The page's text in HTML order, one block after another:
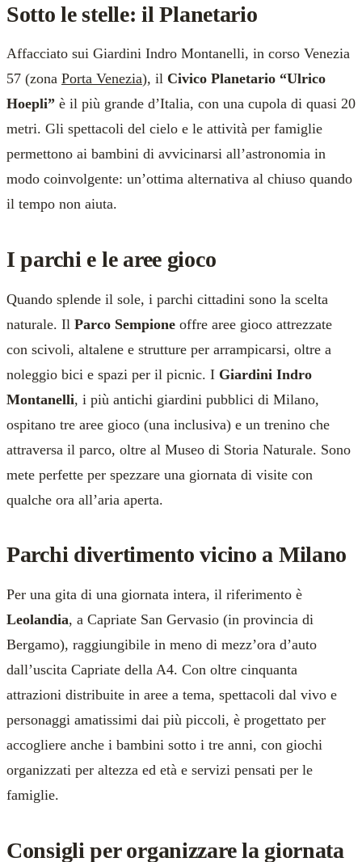
Sotto le stelle: il Planetario
Affacciato sui Giardini Indro Montanelli, in corso Venezia
57 (zona Porta Venezia), il Civico Planetario “Ulrico
Hoepli” è il più grande d’Italia, con una cupola di quasi 20
metri. Gli spettacoli del cielo e le attività per famiglie
permettono ai bambini di avvicinarsi all’astronomia in
modo coinvolgente: un’ottima alternativa al chiuso quando
il tempo non aiuta.
I parchi e le aree gioco
Quando splende il sole, i parchi cittadini sono la scelta
naturale. Il Parco Sempione offre aree gioco attrezzate
con scivoli, altalene e strutture per arrampicarsi, oltre a
noleggio bici e spazi per il picnic. I Giardini Indro
Montanelli, i più antichi giardini pubblici di Milano,
ospitano tre aree gioco (una inclusiva) e un trenino che
attraversa il parco, oltre al Museo di Storia Naturale. Sono
mete perfette per spezzare una giornata di visite con
qualche ora all’aria aperta.
Parchi divertimento vicino a Milano
Per una gita di una giornata intera, il riferimento è
Leolandia, a Capriate San Gervasio (in provincia di
Bergamo), raggiungibile in meno di mezz’ora d’auto
dall’uscita Capriate della A4. Con oltre cinquanta
attrazioni distribuite in aree a tema, spettacoli dal vivo e
personaggi amatissimi dai più piccoli, è progettato per
accogliere anche i bambini sotto i tre anni, con giochi
organizzati per altezza ed età e servizi pensati per le
famiglie.
Consigli per organizzare la giornata